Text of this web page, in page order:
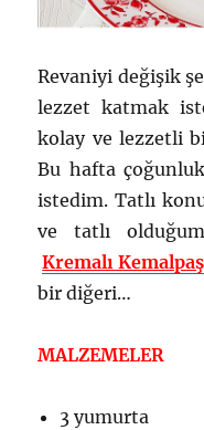
Revaniyi değişik
lezzet katmak
kolay ve lezzetli
Bu hafta
istedim. Tatlı
ve tatlı
Kremalı
bir diğeri…
MALZEMELER
3 yumurta